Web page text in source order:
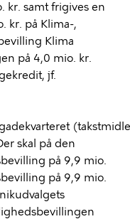
kr. samt frigives en
kr. på Klima-,
Klima
på 4,0 mio. kr.
jf.
skal på den
på 9,9 mio.
på 9,9 mio.